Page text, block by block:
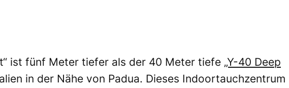
ist fünf Meter tiefer als der 40 Meter tiefe „Y-40 Deep
in der Nähe von Padua. Dieses Indoortauchzentrum